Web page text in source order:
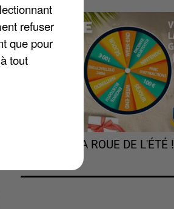
TOURNEZ LA ROUE DE L'ÉTÉ !
refuser
que pour
tout